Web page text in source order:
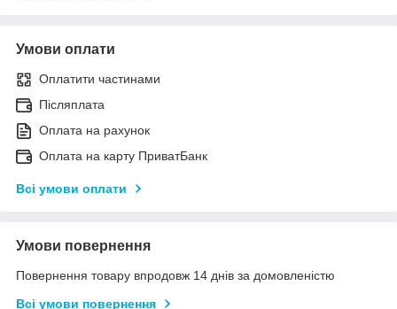
Умови оплати
Оплатити частинами
Післяплата
Оплата на рахунок
Оплата на карту ПриватБанк
Всі умови оплати
Умови повернення
Повернення товару впродовж 14 днів за домовленістю
Всі умови повернення